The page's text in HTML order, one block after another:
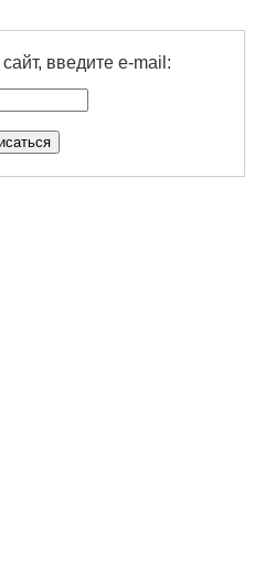
введите e-mail: